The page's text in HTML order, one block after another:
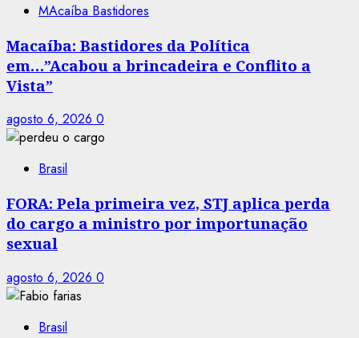
MAcaíba Bastidores
Macaíba: Bastidores da Política
em…”Acabou a brincadeira e Conflito a
Vista”
agosto 6, 2026 0
Brasil
FORA: Pela primeira vez, STJ aplica perda
do cargo a ministro por importunação
sexual
agosto 6, 2026 0
Brasil